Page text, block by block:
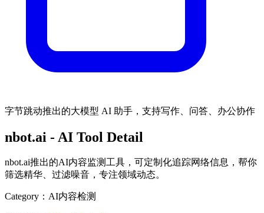
字节跳动推出的大模型 AI 助手，支持写作、问答、办公协作
nbot.ai - AI Tool Detail
nbot.ai推出的AI内容监测工具，可定制化追踪网络信息，帮你
筛选精华、过滤噪音，专注领域动态。
Category： AI内容检测